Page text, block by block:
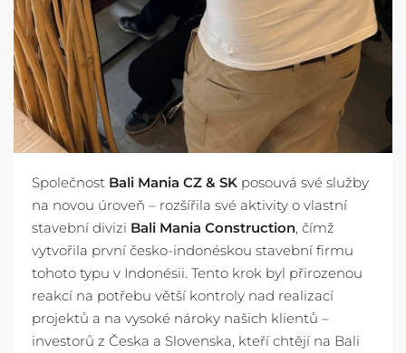
Společnost Bali Mania CZ & SK posouvá své služby
na novou úroveň – rozšířila své aktivity o vlastní
stavební divizi Bali Mania Construction, čímž
vytvořila první česko-indonéskou stavební firmu
tohoto typu v Indonésii. Tento krok byl přirozenou
reakcí na potřebu větší kontroly nad realizací
projektů a na vysoké nároky našich klientů –
investorů z Česka a Slovenska, kteří chtějí na Bali